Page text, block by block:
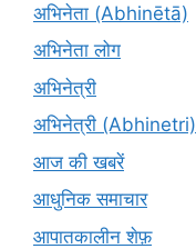
अभिनेता (Abhinētā)
अभिनेता लोग
अभिनेत्री
अभिनेत्री (Abhinetri)
आज की खबरें
आधुनिक समाचार
आपातकालीन शेफ़